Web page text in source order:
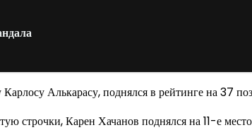
Алькарасу, поднялся в рейтинге на 37
строчки, Карен Хачанов поднялся на 11-е